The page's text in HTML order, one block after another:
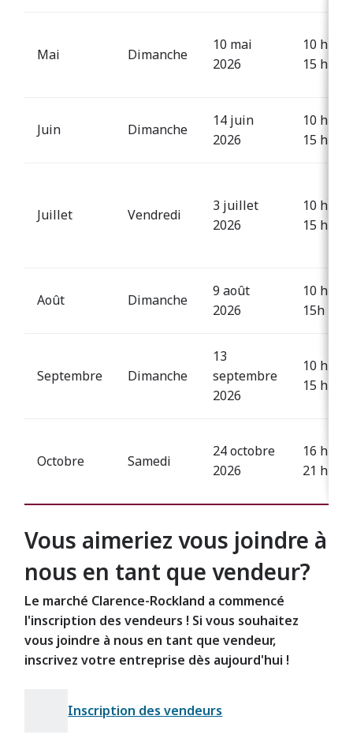
Mai Dimanche
10 mai
2026
10 h à
15 h
Juin Dimanche
14 juin
2026
10 h à
15 h
Juillet Vendredi
3 juillet
2026
10 h à
15 h
Août Dimanche
9 août
2026
10 h à
15h
Septembre Dimanche
13
septembre
2026
10 h à
15 h
Octobre Samedi
24 octobre
2026
16 h à
21 h
Vous aimeriez vous joindre à
nous en tant que vendeur?
Le marché Clarence-Rockland a commencé
l'inscription des vendeurs ! Si vous souhaitez
vous joindre à nous en tant que vendeur,
inscrivez votre entreprise dès aujourd'hui !
Inscription des vendeurs